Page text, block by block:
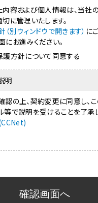
内容および個人情報は、当社
に管理いたします。
別ウィンドウで開きます） に
お進みください。
方針について同意する
明
の上、契約変更に同意し、
で説明を受けることを了承